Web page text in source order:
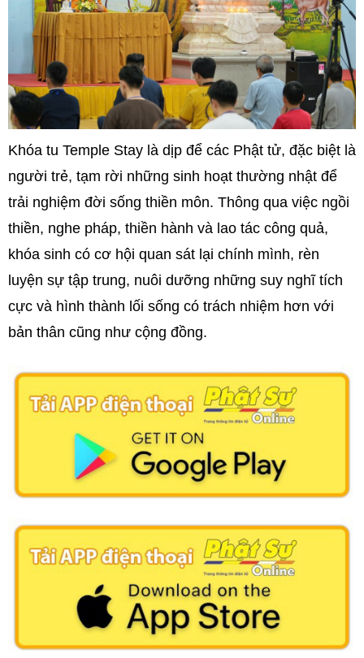
Khóa tu Temple Stay là dịp để các Phật tử, đặc biệt là
người trẻ, tạm rời những sinh hoạt thường nhật để
trải nghiệm đời sống thiền môn. Thông qua việc ngồi
thiền, nghe pháp, thiền hành và lao tác công quả,
khóa sinh có cơ hội quan sát lại chính mình, rèn
luyện sự tập trung, nuôi dưỡng những suy nghĩ tích
cực và hình thành lối sống có trách nhiệm hơn với
bản thân cũng như cộng đồng.